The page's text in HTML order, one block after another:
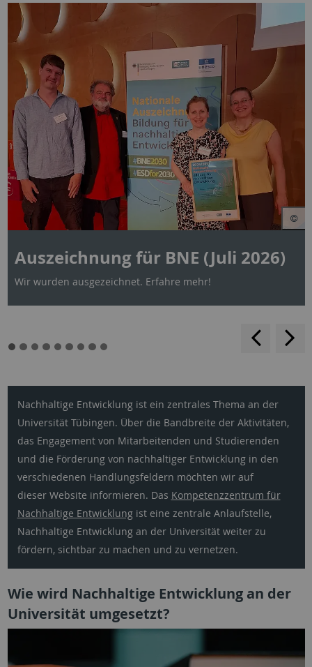
Auszeichnung für BNE (Juli 2026)
Wir wurden ausgezeichnet. Erfahre mehr!
blättern
Nachhaltige Entwicklung ist ein zentrales Thema an der
Universität Tübingen. Über die Bandbreite der Aktivitäten,
das Engagement von Mitarbeitenden und Studierenden
und die Förderung von nachhaltiger Entwicklung in den
verschiedenen Handlungsfeldern möchten wir auf
dieser Website informieren. Das Kompetenzzentrum für
Nachhaltige Entwicklungist eine zentrale Anlaufstelle,
Nachhaltige Entwicklung an der Universität weiter zu
fördern, sichtbar zu machen und zu vernetzen.
Wie wird Nachhaltige Entwicklung an der
Universität umgesetzt?